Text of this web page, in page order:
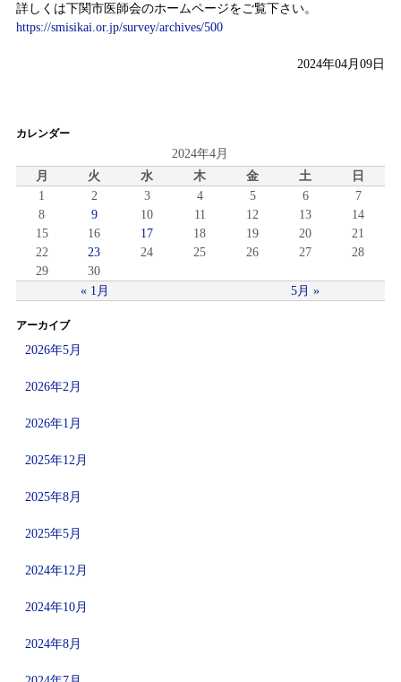
詳しくは下関市医師会のホームページをご覧下さい。
https://smisikai.or.jp/survey/archives/500
2024年04月09日
カレンダー
2024年4月
月
火 水 木 金 土 日
« 1月 5月 »
1 2 3 4 5 6
7
8
9 10 11 12 13
14
15
16 17 18 19 20
21
22
23 24 25 26 27
28
29
30
アーカイブ
2026年5月
2026年2月
2026年1月
2025年12月
2025年8月
2025年5月
2024年12月
2024年10月
2024年8月